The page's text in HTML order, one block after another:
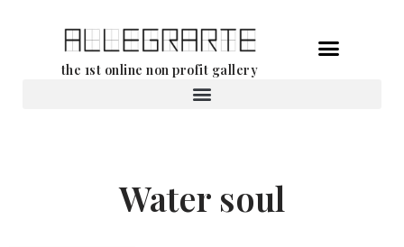
the 1st online non profit gallery
Water soul